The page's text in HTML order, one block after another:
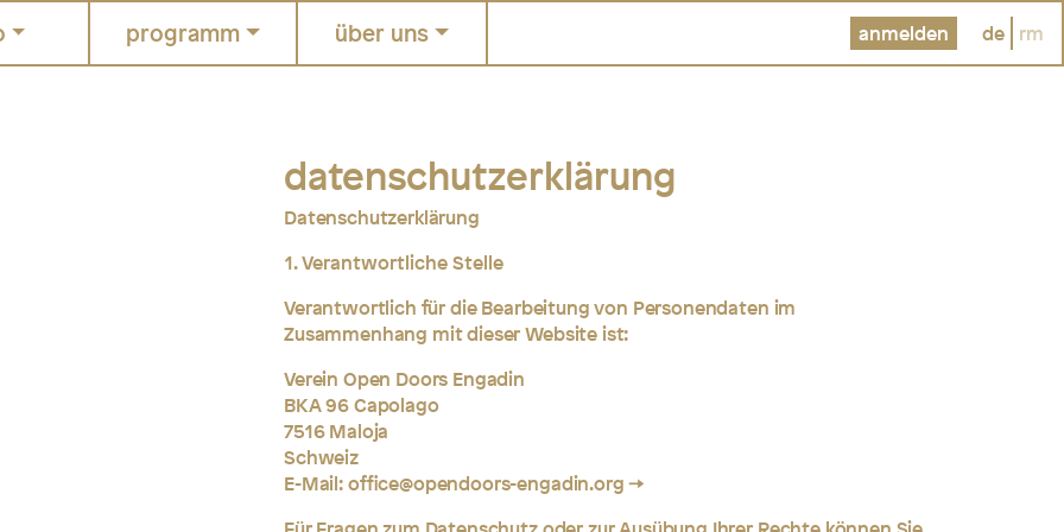
programm über uns anmelden de rm
datenschutzerklärung
Datenschutzerklärung
Verantwortliche Stelle
Verantwortlich für die Bearbeitung von Personendaten im
Zusammenhang mit dieser Website ist:
Verein Open Doors Engadin
BKA 96 Capolago
7516 Maloja
Schweiz
E-Mail:office@opendoors-engadin.org